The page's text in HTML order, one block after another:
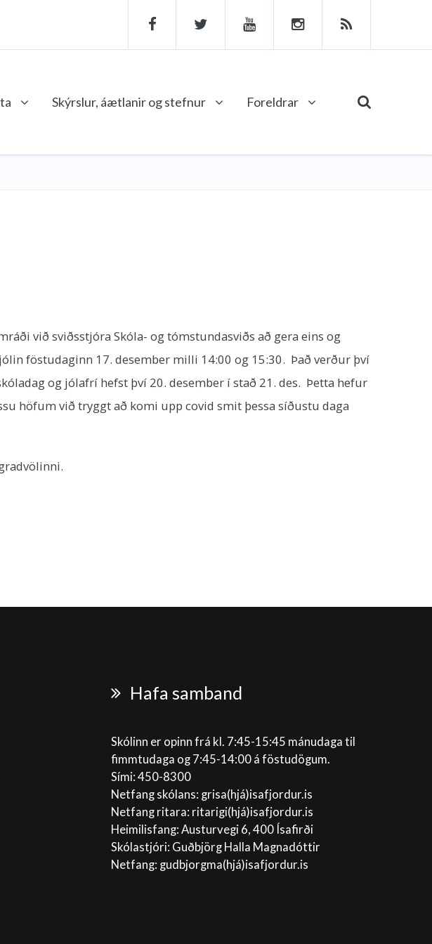
Skýrslur, áætlanir og stefnur Foreldrar
við sviðsstjóra Skóla- og tómstundasviðs að gera eins og
föstudaginn 17. desember milli 14:00 og 15:30. Það verður því
og jólafrí hefst því 20. desember í stað 21. des. Þetta hefur
höfum við tryggt að komi upp covid smit þessa síðustu daga
Hafa samband
Skólinn er opinn frá kl. 7:45-15:45 mánudaga til
fimmtudaga og 7:45-14:00 á föstudögum.
Sími: 450-8300
Netfang skólans: grisa(hjá)isafjordur.is
Netfang ritara: ritarigi(hjá)isafjordur.is
Heimilisfang: Austurvegi 6, 400 Ísafirði
Skólastjóri: Guðbjörg Halla Magnadóttir
Netfang: gudbjorgma(hjá)isafjordur.is